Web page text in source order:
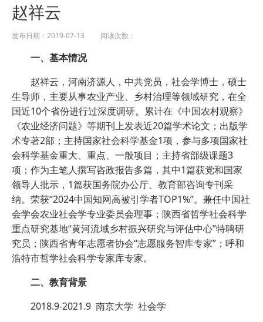
赵祥云
发布日期：2019-07-13 阅读次数：
一、基本情况
赵祥云，河南济源人，中共党员，社会学博士，硕士
生导师，主要从事农业产业、乡村治理等领域研究，在全
国近10个省份进行过深度调研。累计在《中国农村观察》
《农业经济问题》等期刊上发表近20篇学术论文；出版学
术专著2部；主持国家社会科学基金1项，参与多项国家社
会科学基金重大、重点、一般项目；主持省部级课题3
项；作为主笔人撰写咨政报告多篇，其中1篇获党和国家
领导人批示，1篇获国务院办公厅、教育部咨询专刊采
纳。荣获“2024中国知网高被引学者TOP1%”。兼任中国社
会学会农业社会学专业委员会理事；陕西省哲学社会科学
重点研究基地“黄河流域乡村振兴研究与评估中心”特聘研
究员；陕西省青年志愿者协会“志愿服务智库专家”；呼和
浩特市哲学社会科学专家库专家。
二、教育背景
2018.9-2021.9 南京大学 社会学